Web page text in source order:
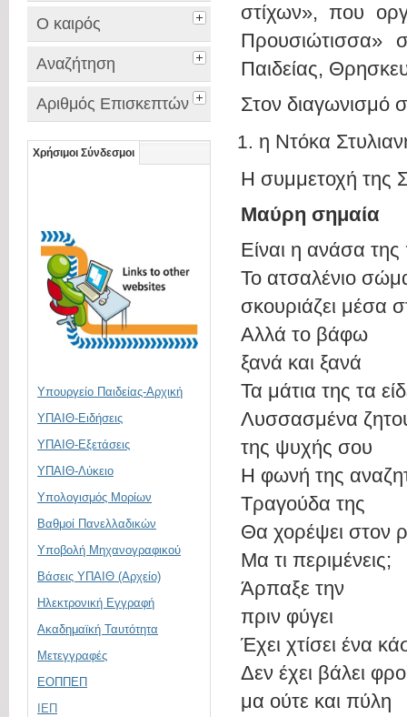
Ο καιρός
Αναζήτηση
Αριθμός Επισκεπτών
Χρήσιμοι Σύνδεσμοι
Υπουργείο Παιδείας-Αρχική
ΥΠΑΙΘ-Ειδήσεις
ΥΠΑΙΘ-Εξετάσεις
ΥΠΑΙΘ-Λύκειο
Υπολογισμός Μορίων
Βαθμοί Πανελλαδικών
Υποβολή Μηχανογραφικού
Βάσεις ΥΠΑΙΘ (Αρχείο)
Ηλεκτρονική Eγγραφή
Ακαδημαϊκή Ταυτότητα
Μετεγγραφές
ΕΟΠΠΕΠ
ΙΕΠ
στίχων», που
Προυσιώτισσα»
Παιδείας,
Στον διαγωνισμό
η Ντόκα
Η συμμετοχή της
Είναι η ανάσα της
Το ατσαλένιο
σκουριάζει μέσα
Αλλά το βάφω
ξανά και ξανά
Τα μάτια της τα
Λυσσασμένα
της ψυχής σου
Η φωνή της
Τραγούδα της
Θα χορέψει στον
Μα τι περιμένεις;
Άρπαξε την
πριν φύγει
Έχει χτίσει ένα
Δεν έχει βάλει
μα ούτε και πύλη